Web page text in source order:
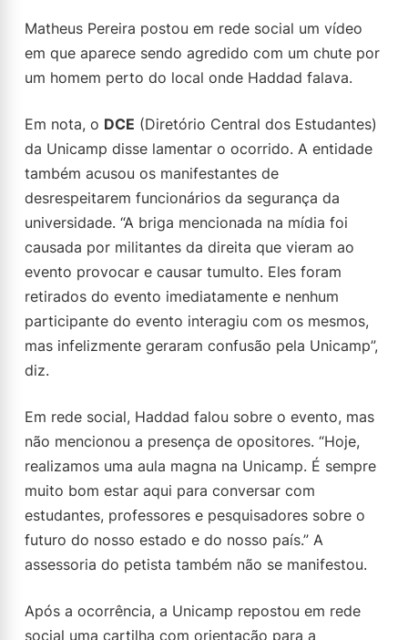
Matheus Pereira postou em rede social um vídeo
em que aparece sendo agredido com um chute por
um homem perto do local onde Haddad falava.
Em nota, o DCE (Diretório Central dos Estudantes)
da Unicamp disse lamentar o ocorrido. A entidade
também acusou os manifestantes de
desrespeitarem funcionários da segurança da
universidade. “A briga mencionada na mídia foi
causada por militantes da direita que vieram ao
evento provocar e causar tumulto. Eles foram
retirados do evento imediatamente e nenhum
participante do evento interagiu com os mesmos,
mas infelizmente geraram confusão pela Unicamp”,
diz.
Em rede social, Haddad falou sobre o evento, mas
não mencionou a presença de opositores. “Hoje,
realizamos uma aula magna na Unicamp. É sempre
muito bom estar aqui para conversar com
estudantes, professores e pesquisadores sobre o
futuro do nosso estado e do nosso país.” A
assessoria do petista também não se manifestou.
Após a ocorrência, a Unicamp repostou em rede
social uma cartilha com orientação para a